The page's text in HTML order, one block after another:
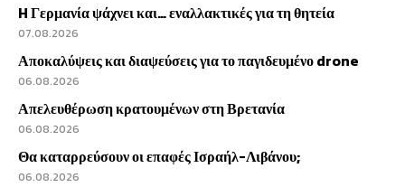
H Γερμανία ψάχνει και… εναλλακτικές για τη θητεία
07.08.2026
Αποκαλύψεις και διαψεύσεις για το παγιδευμένο drone
06.08.2026
Απελευθέρωση κρατουμένων στη Βρετανία
06.08.2026
Θα καταρρεύσουν οι επαφές Ισραήλ-Λιβάνου;
06.08.2026